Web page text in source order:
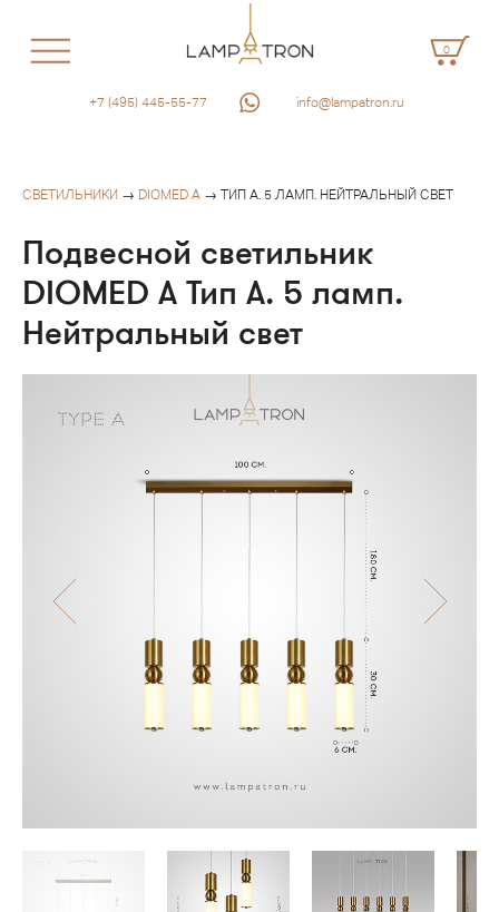
0
+7 (495) 445-55-77 info@lampatron.ru
СВЕТИЛЬНИКИ → DIOMED A → ТИП А. 5 ЛАМП. НЕЙТРАЛЬНЫЙ СВЕТ
Подвесной светильник
DIOMED A Тип А. 5 ламп.
Нейтральный свет